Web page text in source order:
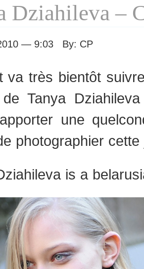
Dziahileva –
— 9:03 By: CP
va très bientôt
Tanya
une
photographier
is a